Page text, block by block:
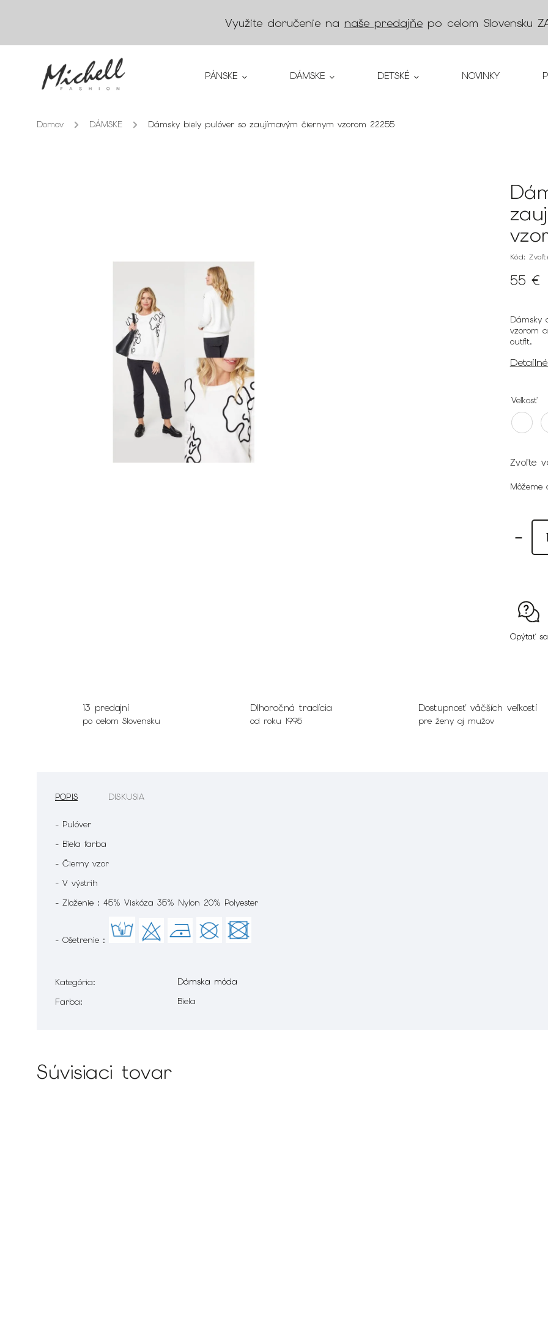
Využite doručenie na naše predajňe po celom Slovensku
PÁNSKE DÁMSKE DETSKÉ NOVINKY
Domov / DÁMSKE / Dámsky biely pulóver so zaujímavým čiernym vzorom 22255
Kód:
55 €
Dámsky
vzorom
outfit.
Veľkosť
Zvoľte
Môžeme
Opýtať sa
13 predajní
po celom Slovensku
Dlhoročná tradícia
od roku 1995
Dostupnosť väčších veľkostí
pre ženy aj mužov
POPIS DISKUSIA
- Pulóver
- Biela farba
- Čierny vzor
- V výstrih
- Zloženie : 45% Viskóza 35% Nylon 20% Polyester
- Ošetrenie :
Kategória:
Dámska móda
Farba: Biela
Súvisiaci tovar